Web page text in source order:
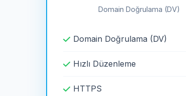
Domain Doğrulama (DV)
Domain Doğrulama (DV)
Hızlı Düzenleme
HTTPS